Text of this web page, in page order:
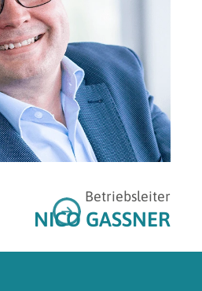
Betriebsleiter
NICO GASSNER